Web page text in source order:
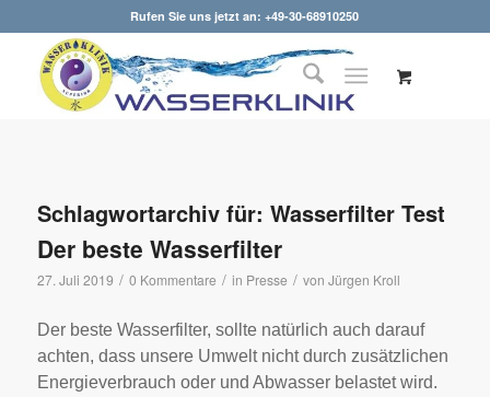
Rufen Sie uns jetzt an: +49-30-68910250
Schlagwortarchiv für: Wasserfilter Test
Der beste Wasserfilter
27. Juli 2019 / 0 Kommentare / in Presse / von Jürgen Kroll
Der beste Wasserfilter, sollte natürlich auch darauf
achten, dass unsere Umwelt nicht durch zusätzlichen
Energieverbrauch oder und Abwasser belastet wird.